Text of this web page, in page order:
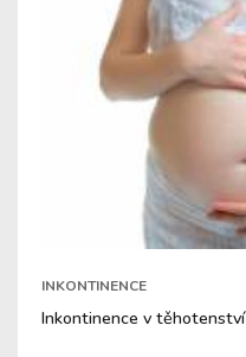
INKONTINENCE
Inkontinence v těhotenství